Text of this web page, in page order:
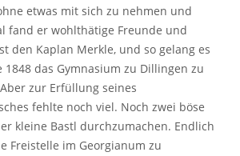
etwas mit sich zu nehmen und
fand er wohlthätige Freunde und
den Kaplan Merkle, und so gelang es
1848 das Gymnasium zu Dillingen zu
zur Erfüllung seines
fehlte noch viel. Noch zwei böse
kleine Bastl durchzumachen. Endlich
Freistelle im Georgianum zu